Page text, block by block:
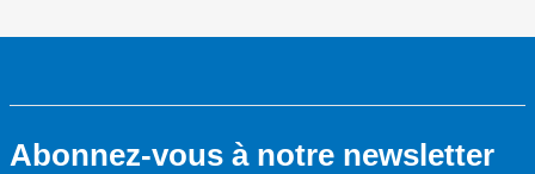
Abonnez-vous à notre newsletter